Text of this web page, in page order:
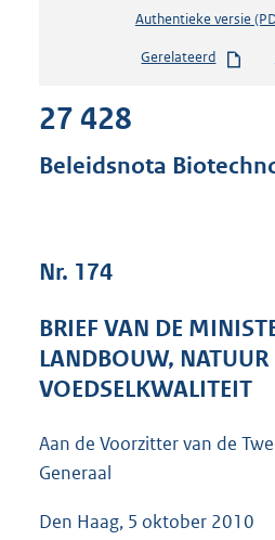
Authentieke versie
Gerelateerd
27 428
Beleidsnota
Nr. 174
BRIEF VAN DE
LANDBOUW, NATUUR
VOEDSELKWALITEIT
Aan de Voorzitter van de
Generaal
Den Haag, 5 oktober 2010